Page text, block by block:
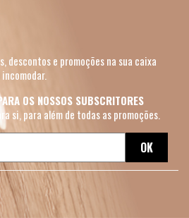
descontos e promoções na sua caixa
OS NOSSOS SUBSCRITORES
si, para além de todas as promoções.